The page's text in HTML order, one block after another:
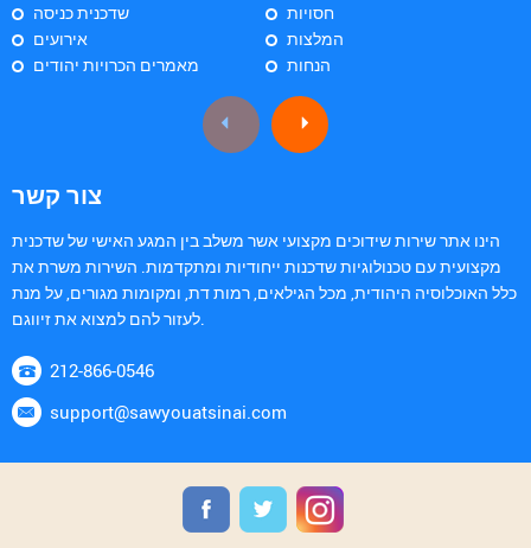
שדכנית כניסה
אירועים
מאמרים הכרויות יהודים
חסויות
המלצות
הנחות
צור קשר
הינו אתר שירות שידוכים מקצועי אשר משלב בין המגע האישי של שדכנית
מקצועית עם טכנולוגיות שדכנות ייחודיות ומתקדמות. השירות משרת את
כלל האוכלוסיה היהודית, מכל הגילאים, רמות דת, ומקומות מגורים, על מנת
לעזור להם למצוא את זיווגם.
212-866-0546
support@sawyouatsinai.com